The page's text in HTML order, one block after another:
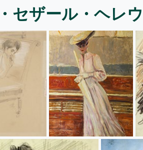
セザール・ヘレウ